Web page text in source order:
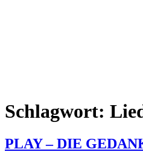
Schlagwort:
PLAY – DIE